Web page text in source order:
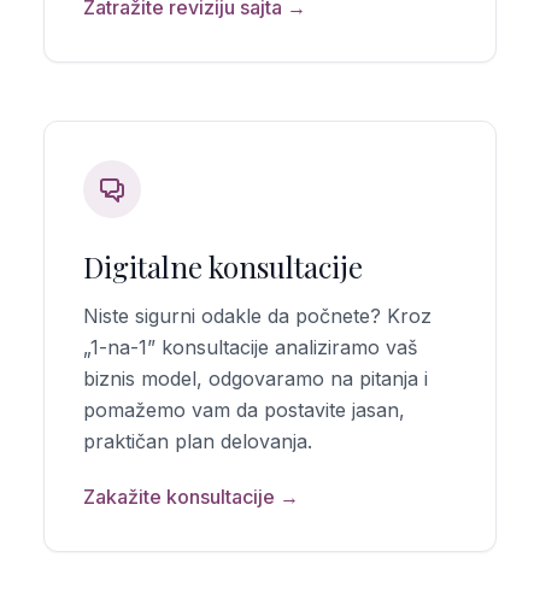
Zatražite reviziju sajta →
Digitalne konsultacije
Niste sigurni odakle da počnete? Kroz
„1-na-1” konsultacije analiziramo vaš
biznis model, odgovaramo na pitanja i
pomažemo vam da postavite jasan,
praktičan plan delovanja.
Zakažite konsultacije →